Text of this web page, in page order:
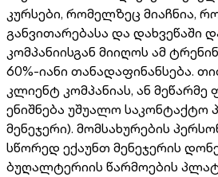
კურსები, რომელზეც მიაჩნია,
განვითარებასა და დახვეწაში
კომპანიისგან მიიღოს ამ
60%-იანი თანადაფინანსება.
კლიენტ კომპანიას, ან მეწარმე
ენიშნება უშუალო საკონტაქტო
მენეჯერი). მომსახურების
სწორედ ექაუნთ მენეჯერის
ბუღალტერიის წარმოების